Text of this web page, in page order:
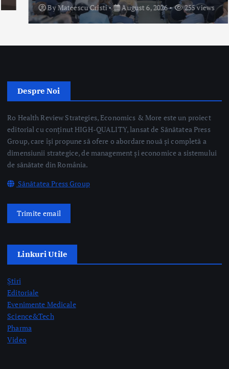
By Mateescu Cristi August 6, 2026 255 views
Despre Noi
Ro Health Review Strategies, Economics & More este un proiect
editorial cu conținut HIGH-QUALITY, lansat de Sănătatea Press
Group, care își propune să ofere o abordare nouă și completă a
dimensiunii strategice, de management și economice a sistemului
de sănătate din România.
Sănătatea Press Group
Trimite email
Linkuri Utile
Știri
Editoriale
Evenimente Medicale
Science&Tech
Pharma
Video